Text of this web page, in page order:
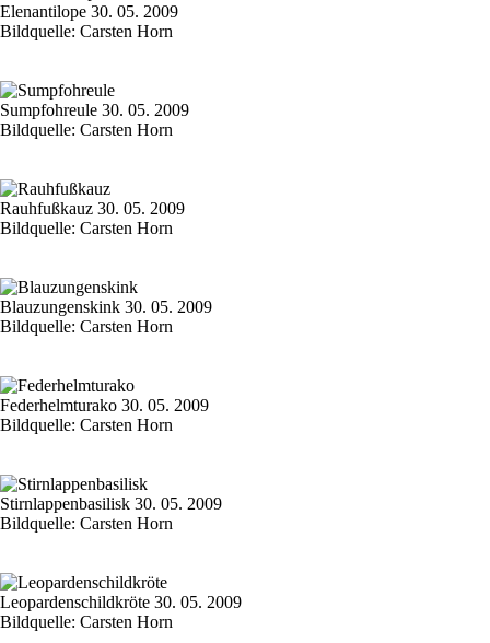
Elenantilope 30. 05. 2009
Bildquelle: Carsten Horn
Sumpfohreule 30. 05. 2009
Bildquelle: Carsten Horn
Rauhfußkauz 30. 05. 2009
Bildquelle: Carsten Horn
Blauzungenskink 30. 05. 2009
Bildquelle: Carsten Horn
Federhelmturako 30. 05. 2009
Bildquelle: Carsten Horn
Stirnlappenbasilisk 30. 05. 2009
Bildquelle: Carsten Horn
Leopardenschildkröte 30. 05. 2009
Bildquelle: Carsten Horn